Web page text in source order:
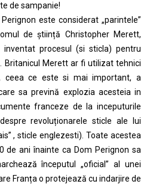
de sampanie!
este considerat „parintele”
de știință Christopher Merett,
procesul (si sticla) pentru
Britanicul Merett ar fi utilizat tehnici
ceea ce este si mai important, a
sa prevină explozia acesteia in
franceze de la inceputurile
revoluționarele sticle ale lui
, sticle englezesti). Toate acestea
ani înainte ca Dom Perignon sa
începutul „oficial” al unei
Franța o protejează cu indarjire de